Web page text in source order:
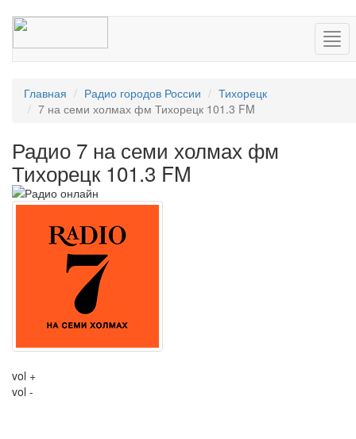
Главная Радио городов России
Тихорецк
7 на семи холмах фм Тихорецк 101.3 FM
Радио 7 на семи холмах фм
Тихорецк 101.3 FM
vol +
vol -